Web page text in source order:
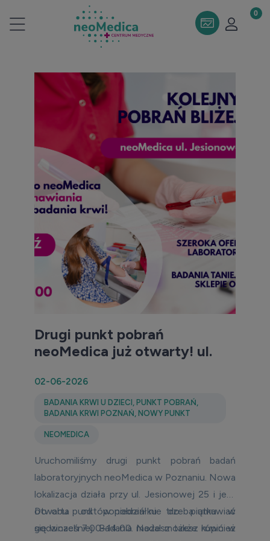
Drugi punkt pobrań
neoMedica już otwarty! ul.
02-06-2026
BADANIA KRWI U DZIECI , PUNKT POBRAŃ,
BADANIA KRWI POZNAŃ, NOWY PUNKT
NEOMEDICA
Uruchomiliśmy drugi punkt pobrań badań
laboratoryjnych neoMedica w Poznaniu. Nowa
lokalizacja działa przy ul. Jesionowej 25 i jest
otwarta od poniedziałku do piątku w
godzinach7:00–14:00. Nadal możesz również
Do obu punktów pobrańnie trzeba umawiać
się wcześniej. Badania możesz także kupić w